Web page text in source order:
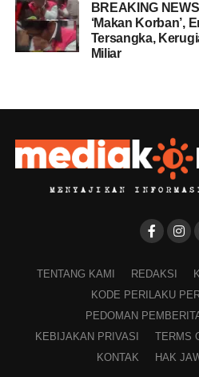
BREAKING
‘Makan Korban’,
Tersangka,
Miliar
TENTANG KAMI REDAKSI
KODE PERILAKU
PEDOMAN
KEBIJAKAN PRIVASI
TERMS
KONTAK
HAK